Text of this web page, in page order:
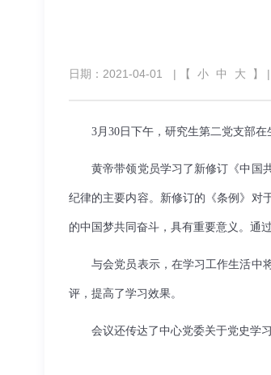
日期：2021-04-01 | 【 小 中 大 】 |
3月30日下午，研究生第二党支部在
黄帝带领党员学习了新修订《中国
纪律的主要内容。新修订的《条例》对
的中国梦共同奋斗，具有重要意义。通
与会党员表示，在学习工作生活中
评，提高了学习效果。
会议还传达了中心党委关于党史学